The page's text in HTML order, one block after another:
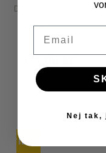
Djeco
143,96 kr
TILBUD
Nej tak,